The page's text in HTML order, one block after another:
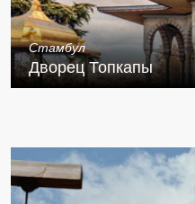
Стамбул
Дворец Топкапы